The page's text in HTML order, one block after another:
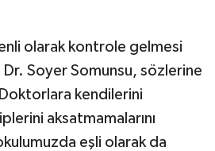
olarak kontrole gelmesi
Soyer Somunsu, sözlerine
kendilerini
aksatmamalarını
eşli olarak da